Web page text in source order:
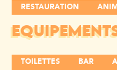
RESTAURATION
TOILETTES BAR